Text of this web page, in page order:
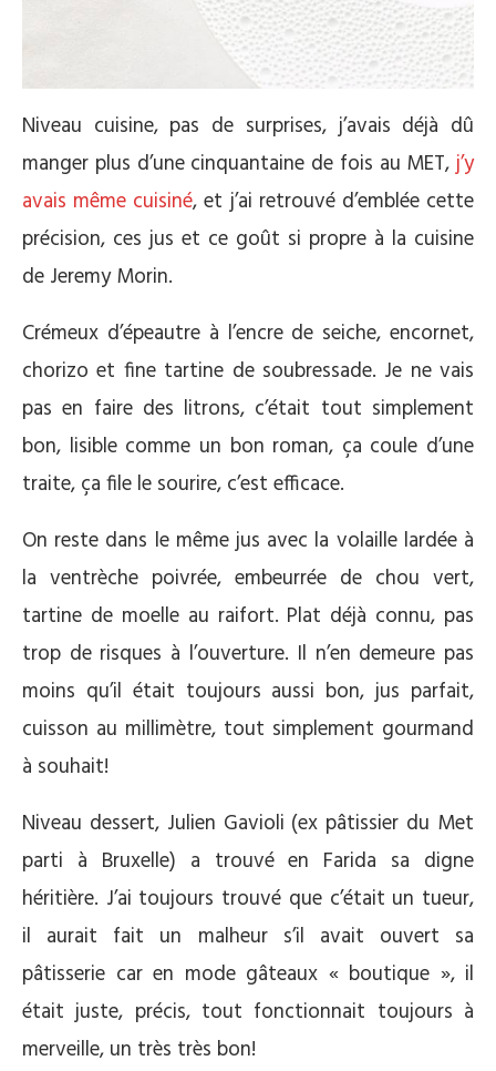
Niveau cuisine, pas de surprises, j’avais déjà dû
manger plus d’une cinquantaine de fois au MET,j’y
avais même cuisiné, et j’ai retrouvé d’emblée cette
précision, ces jus et ce goût si propre à la cuisine
de Jeremy Morin.
Crémeux d’épeautre à l’encre de seiche, encornet,
chorizo et fine tartine de soubressade. Je ne vais
pas en faire des litrons, c’était tout simplement
bon, lisible comme un bon roman, ça coule d’une
traite, ça file le sourire, c’est efficace.
On reste dans le même jus avec la volaille lardée à
la ventrèche poivrée, embeurrée de chou vert,
tartine de moelle au raifort. Plat déjà connu, pas
trop de risques à l’ouverture. Il n’en demeure pas
moins qu’il était toujours aussi bon, jus parfait,
cuisson au millimètre, tout simplement gourmand
à souhait!
Niveau dessert, Julien Gavioli (ex pâtissier du Met
parti à Bruxelle) a trouvé en Farida sa digne
héritière. J’ai toujours trouvé que c’était un tueur,
il aurait fait un malheur s’il avait ouvert sa
pâtisserie car en mode gâteaux « boutique », il
était juste, précis, tout fonctionnait toujours à
merveille, un très très bon!